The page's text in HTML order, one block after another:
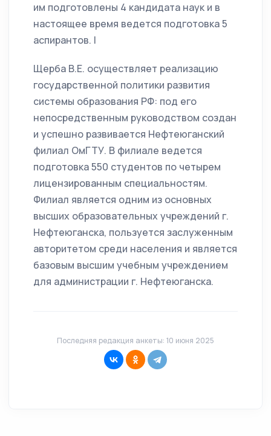
им подготовлены 4 кандидата наук и в
настоящее время ведется подготовка 5
аспирантов. |
Щерба В.Е. осуществляет реализацию
государственной политики развития
системы образования РФ: под его
непосредственным руководством создан
и успешно развивается Нефтеюганский
филиал ОмГТУ. В филиале ведется
подготовка 550 студентов по четырем
лицензированным специальностям.
Филиал является одним из основных
высших образовательных учреждений г.
Нефтеюганска, пользуется заслуженным
авторитетом среди населения и является
базовым высшим учебным учреждением
для администрации г. Нефтеюганска.
Последняя редакция анкеты: 10 июня 2025